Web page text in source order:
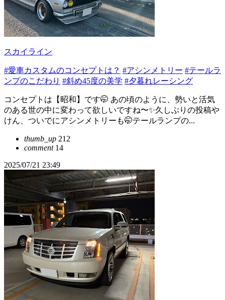
スカイライン
#愛車カスタムのコンセプトは？ #アシンメトリー #テールラ
ンプのこだわり #斜め45度の美学 #夕暮れレーシング
コンセプトは【昭和】です🤭 あの頃のように、勢いと活気
のある世の中に変わって欲しいですね〜✨久しぶりの投稿や
けん、ついでにアシンメトリーも🤭テールランプの...
thumb_up 212
comment14
2025/07/21 23:49